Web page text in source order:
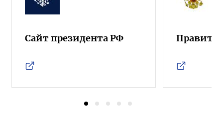
Сайт президента РФ